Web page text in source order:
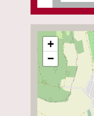
+
−